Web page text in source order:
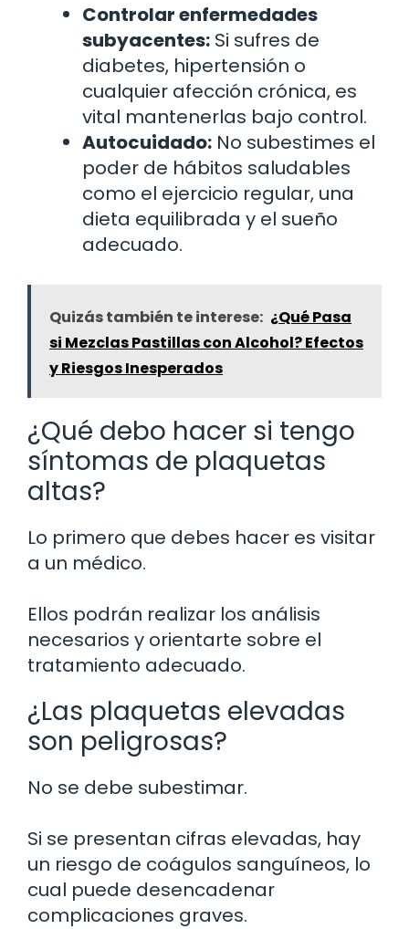
Controlar enfermedades
subyacentes: Si sufres de
diabetes, hipertensión o
cualquier afección crónica, es
vital mantenerlas bajo control.
Autocuidado: No subestimes el
poder de hábitos saludables
como el ejercicio regular, una
dieta equilibrada y el sueño
adecuado.
Quizás también te interese: ¿Qué Pasa
si Mezclas Pastillas con Alcohol? Efectos
y Riesgos Inesperados
¿Qué debo hacer si tengo
síntomas de plaquetas
altas?
Lo primero que debes hacer es visitar
a un médico.
Ellos podrán realizar los análisis
necesarios y orientarte sobre el
tratamiento adecuado.
¿Las plaquetas elevadas
son peligrosas?
No se debe subestimar.
Si se presentan cifras elevadas, hay
un riesgo de coágulos sanguíneos, lo
cual puede desencadenar
complicaciones graves.